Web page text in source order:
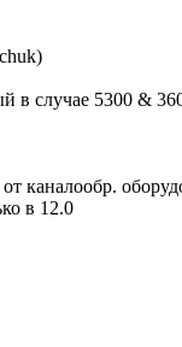
в случае 5300 &
каналообp.
в 12.0